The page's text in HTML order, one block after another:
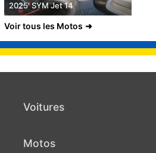
2025' SYM Jet 14
Voir tous les Motos
Voitures
Motos